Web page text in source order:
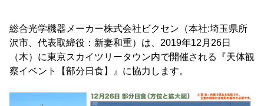
総合光学機器メーカー株式会社ビクセン（本社:埼玉県所
沢市、代表取締役：新妻和重）は、2019年12月26日
（木）に東京スカイツリータウン内で開催される『天体観
察イベント【部分日食】』に協力します。